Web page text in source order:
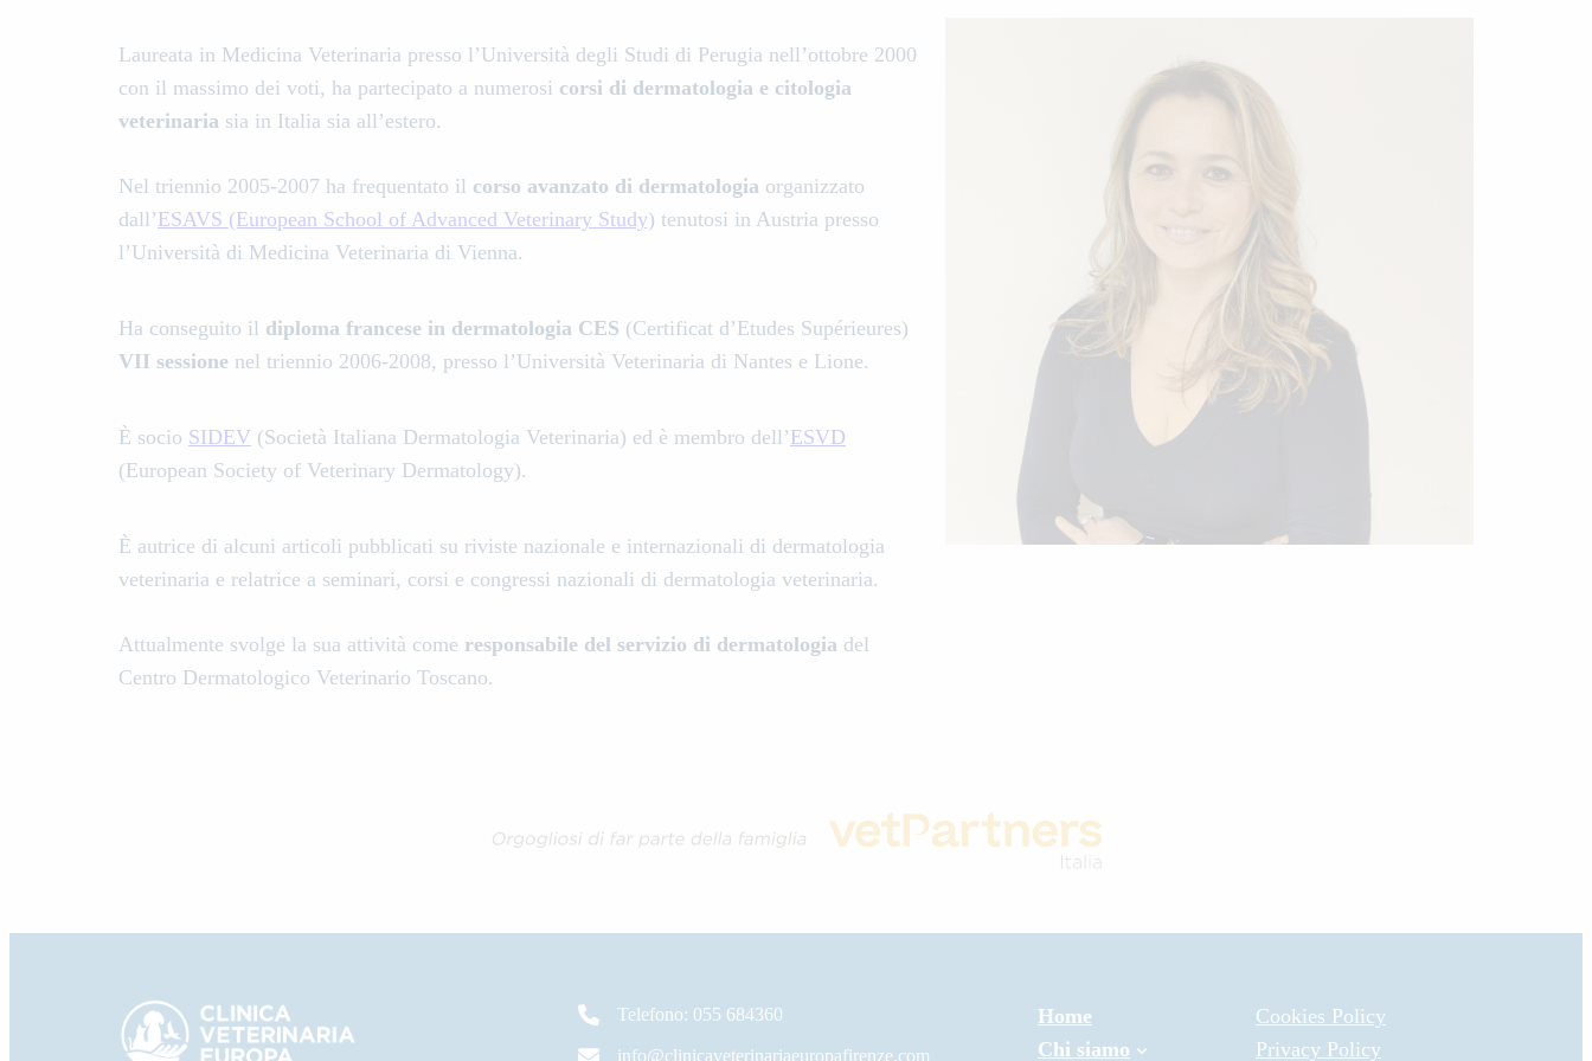
Laureata in Medicina Veterinaria presso l’Università degli Studi di Perugia nell’ottobre 2000
con il massimo dei voti, ha partecipato a numerosi corsi di dermatologia e citologia
veterinaria sia in Italia sia all’estero.
Nel triennio 2005-2007 ha frequentato il corso avanzato di dermatologia organizzato
dall’ESAVS (European School of Advanced Veterinary Study) tenutosi in Austria presso
l’Università di Medicina Veterinaria di Vienna.
Ha conseguito il diploma francese in dermatologia CES (Certificat d’Etudes Supérieures)
VII sessione nel triennio 2006-2008, presso l’Università Veterinaria di Nantes e Lione.
È socio SIDEV (Società Italiana Dermatologia Veterinaria) ed è membro dell’ESVD
(European Society of Veterinary Dermatology).
È autrice di alcuni articoli pubblicati su riviste nazionale e internazionali di dermatologia
veterinaria e relatrice a seminari, corsi e congressi nazionali di dermatologia veterinaria.
Attualmente svolge la sua attività come responsabile del servizio di dermatologia del
Centro Dermatologico Veterinario Toscano.
Telefono: 055 684360
info@clinicaveterinariaeuropafirenze.com
Home
Chi siamo
Cookies Policy
Privacy Policy